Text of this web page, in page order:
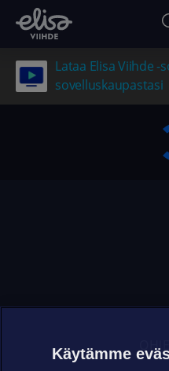
Lataa Elisa Viihde -
sovelluskaupastasi
Käytämme